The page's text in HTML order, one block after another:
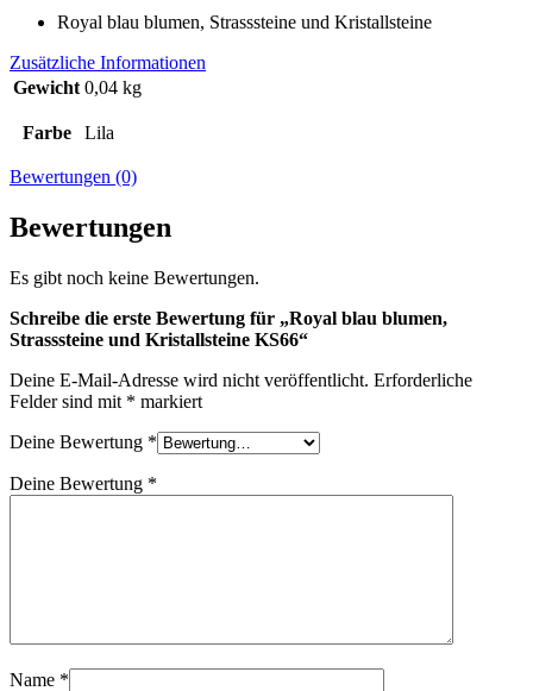
Royal blau blumen, Strasssteine und Kristallsteine
Zusätzliche Informationen
Gewicht 0,04 kg
Farbe Lila
Bewertungen (0)
Bewertungen
Es gibt noch keine Bewertungen.
Schreibe die erste Bewertung für „Royal blau blumen,
Strasssteine und Kristallsteine KS66“
Deine E-Mail-Adresse wird nicht veröffentlicht. Erforderliche
Felder sind mit * markiert
Deine Bewertung *
Deine Bewertung *
Name *